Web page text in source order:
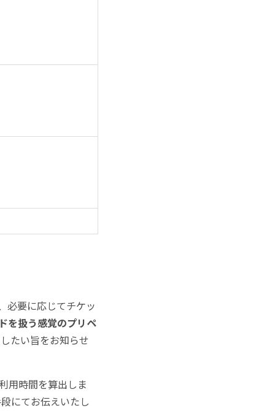
必要に応じてチケッ
を扱う感覚のプリペ
たい旨をお知らせ
用時間を算出しま
にてお伝えいたし